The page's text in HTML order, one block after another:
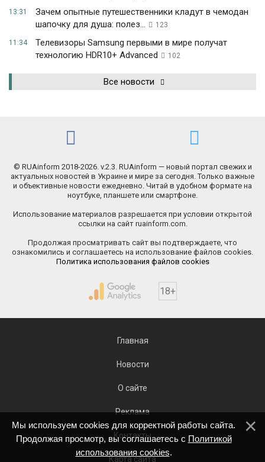
13:31
Зачем опытные путешественники кладут в чемодан
шапочку для душа: полез...
123
11:34
Телевизоры Samsung первыми в мире получат
технологию HDR10+ Advanced
102
Все новости
© RUAinform 2018-2026. v.2.3. RUAinform — новый портал свежих и
актуальных новостей в Украине и мире за сегодня. Только важные
и объективные новости ежедневно. Читай в удобном формате на
ноутбуке, планшете или смартфоне.
Использование материалов разрешается при условии открытой
ссылки на сайт ruainform.com.
Продолжая просматривать сайт вы подтверждаете, что
ознакомились и соглашаетесь на использование файлов cookies.
Политика использования файлов cookies
18+
Главная
Новости
О сайте
Реклама
Контакты
Карта сайта
Мы используем cookies для корректной работы сайта.
Продолжая просмотр, вы соглашаетесь с Политикой
использования cookies.